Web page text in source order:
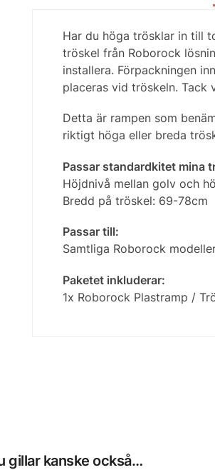
Har du höga trösklar in till
tröskel från Roborock
installera. Förpackningen
placeras vid tröskeln. Tack
Detta är rampen som
riktigt höga eller breda
Passar standardkitet mina
Höjdnivå mellan golv och
Bredd på tröskel: 69-78cm
Passar till:
Samtliga Roborock
Paketet inkluderar:
1x Roborock Plastramp /
gillar kanske också…